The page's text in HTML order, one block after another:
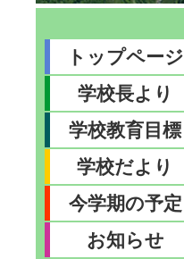
トップページ
学校長より
学校教育目標
学校だより
今学期の予定
お知らせ